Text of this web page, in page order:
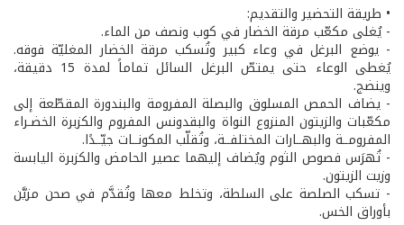
• طريقة التحضير والتقديم:
- يُغلى مكعّب مرقة الخضار في كوب ونصف من الماء.
- يوضع البرغل في وعاء كبير وتُسكب مرقة الخضار المغليّة فوقه.
يُغطى الوعاء حتى يمتصّ البرغل السائل تماماً لمدة 15 دقيقة،
وينضج.
- يضاف الحمص المسلوق والبصلة المفرومة والبندورة المقطّعة إلى
مكعّبات والزيتون المنزوع النواة والبقدونس المفروم والكزبرة الخضـراء
المفرومــة والبهــارات المختلفــة، وتُقلّب المكونــات جيّــدًا.
- تُهرَس فصوص الثوم ويُضاف إليهما عصير الحامض والكزبرة اليابسة
وزيت الزيتون.
- تسكب الصلصة على السلطة، وتخلط معها وتُقدَّم في صحن مزيَّن
بأوراق الخس.